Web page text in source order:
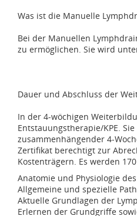
Was ist die Manuelle
Bei der Manuellen
zu ermöglichen. Sie wird
Dauer und Abschluss der
In der 4-wöchigen
Entstauungstherapie/KPE.
zusammenhängender 4-
Zertifikat berechtigt zur
Kostenträgern. Es werden
Anatomie und Physiologie
Allgemeine und spezielle
Aktuelle Grundlagen der
Erlernen der Grundgriffe